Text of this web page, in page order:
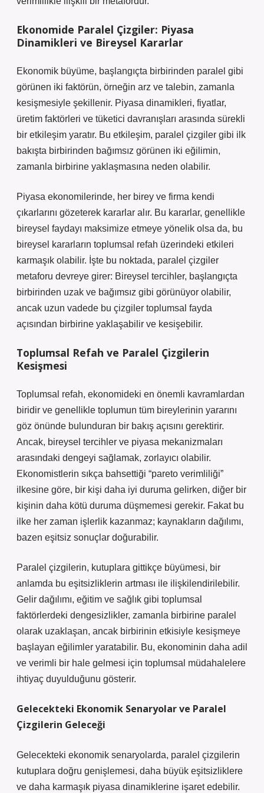
Ekonomide Paralel Çizgiler: Piyasa
Dinamikleri ve Bireysel Kararlar
Ekonomik büyüme, başlangıçta birbirinden paralel gibi
görünen iki faktörün, örneğin arz ve talebin, zamanla
kesişmesiyle şekillenir. Piyasa dinamikleri, fiyatlar,
üretim faktörleri ve tüketici davranışları arasında sürekli
bir etkileşim yaratır. Bu etkileşim, paralel çizgiler gibi ilk
bakışta birbirinden bağımsız görünen iki eğilimin,
zamanla birbirine yaklaşmasına neden olabilir.
Piyasa ekonomilerinde, her birey ve firma kendi
çıkarlarını gözeterek kararlar alır. Bu kararlar, genellikle
bireysel faydayı maksimize etmeye yönelik olsa da, bu
bireysel kararların toplumsal refah üzerindeki etkileri
karmaşık olabilir. İşte bu noktada, paralel çizgiler
metaforu devreye girer: Bireysel tercihler, başlangıçta
birbirinden uzak ve bağımsız gibi görünüyor olabilir,
ancak uzun vadede bu çizgiler toplumsal fayda
açısından birbirine yaklaşabilir ve kesişebilir.
Toplumsal Refah ve Paralel Çizgilerin
Kesişmesi
Toplumsal refah, ekonomideki en önemli kavramlardan
biridir ve genellikle toplumun tüm bireylerinin yararını
göz önünde bulunduran bir bakış açısını gerektirir.
Ancak, bireysel tercihler ve piyasa mekanizmaları
arasındaki dengeyi sağlamak, zorlayıcı olabilir.
Ekonomistlerin sıkça bahsettiği “pareto verimliliği”
ilkesine göre, bir kişi daha iyi duruma gelirken, diğer bir
kişinin daha kötü duruma düşmemesi gerekir. Fakat bu
ilke her zaman işlerlik kazanmaz; kaynakların dağılımı,
bazen eşitsiz sonuçlar doğurabilir.
Paralel çizgilerin, kutuplara gittikçe büyümesi, bir
anlamda bu eşitsizliklerin artması ile ilişkilendirilebilir.
Gelir dağılımı, eğitim ve sağlık gibi toplumsal
faktörlerdeki dengesizlikler, zamanla birbirine paralel
olarak uzaklaşan, ancak birbirinin etkisiyle kesişmeye
başlayan eğilimler yaratabilir. Bu, ekonominin daha adil
ve verimli bir hale gelmesi için toplumsal müdahalelere
ihtiyaç duyulduğunu gösterir.
Gelecekteki Ekonomik Senaryolar ve Paralel
Çizgilerin Geleceği
Gelecekteki ekonomik senaryolarda, paralel çizgilerin
kutuplara doğru genişlemesi, daha büyük eşitsizliklere
ve daha karmaşık piyasa dinamiklerine işaret edebilir.